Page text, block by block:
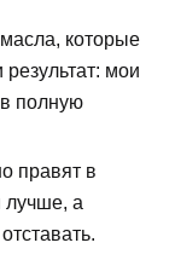
которые
мои
полную
правят в
лучше, а